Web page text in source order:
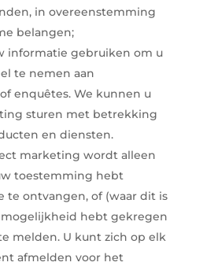
in overeenstemming
belangen;
informatie gebruiken om u
te nemen aan
enquêtes. We kunnen u
sturen met betrekking
en diensten.
marketing wordt alleen
toestemming hebt
te ontvangen, of (waar dit is
hebt gekregen
melden. U kunt zich op elk
afmelden voor het